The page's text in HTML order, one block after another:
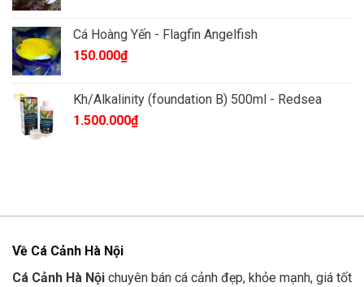
85.000₫.là:
Cá Hoàng Yến - Flagfin Angelfish
150.000₫
Kh/Alkalinity (foundation B) 500ml - Redsea
1.500.000₫
Về Cá Cảnh Hà Nội
Cá Cảnh Hà Nội chuyên bán cá cảnh đẹp, khỏe mạnh, giá tốt